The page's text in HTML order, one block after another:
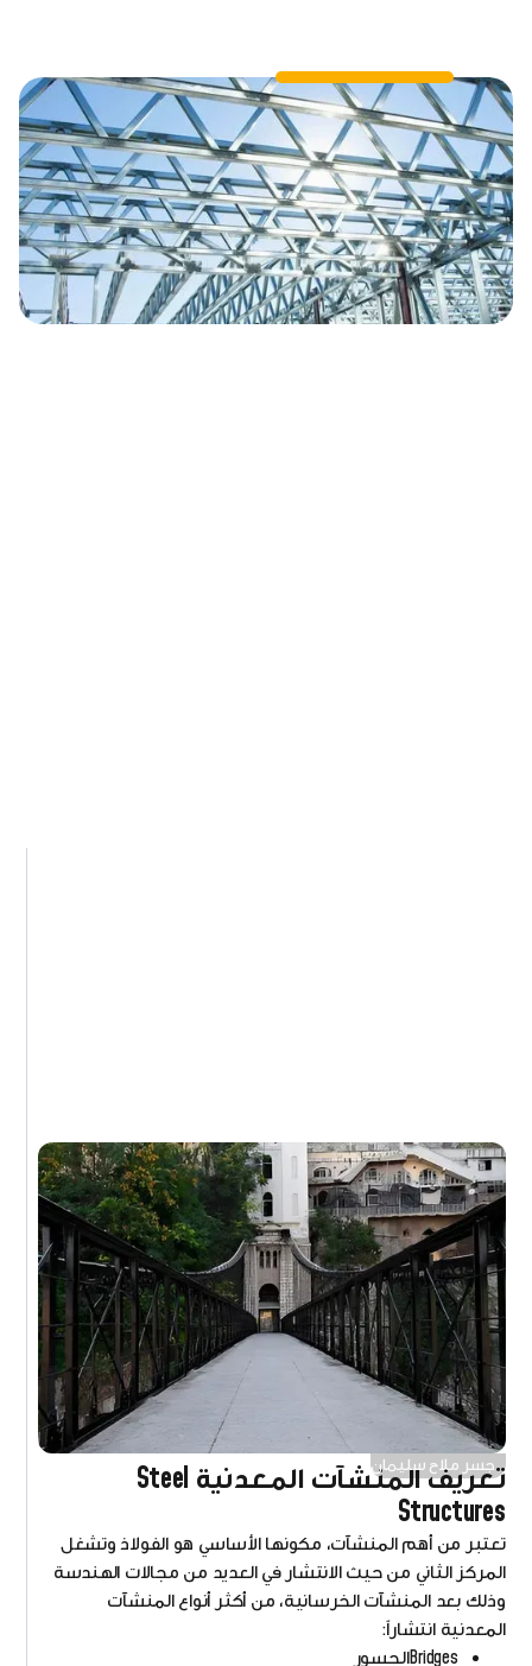
جسر ملاح سليمان
تعريف المنشآت المعدنية Steel
Structures
تعتبر من أهم المنشآت، مكونها الأساسي هو الفولاذ وتشغل
المركز الثاني من حيث الانتشار في العديد من مجالات الهندسة
وذلك بعد المنشآت الخرسانية، من أكثر أنواع المنشآت
المعدنية انتشاراً:
Bridgesالجسور